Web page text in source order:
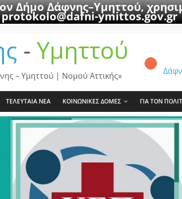
Δήμο Δάφνης–Υμηττού,
protokolo@dafni-ymittos.gov.gr
- Υμηττού
– Υμηττού | Νομού Αττικής»
ΤΕΛΕΥΤΑΙΑ ΝΕΑ ΚΟΙΝΩΝΙΚΕΣ ΔΟΜΕΣ ΓΙΑ ΤΟΝ